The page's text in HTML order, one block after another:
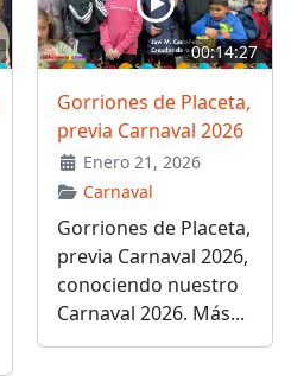
00:14:27
Gorriones de Placeta,
previa Carnaval 2026
Enero 21, 2026
Carnaval
Gorriones de Placeta,
previa Carnaval 2026,
conociendo nuestro
Carnaval 2026. Más...